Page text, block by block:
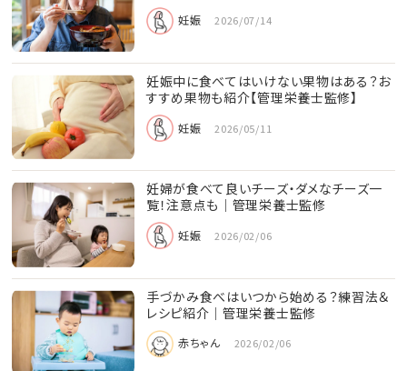
妊娠 2026/07/14
妊娠中に食べてはいけない果物はある？お
すすめ果物も紹介【管理栄養士監修】
妊娠 2026/05/11
妊婦が食べて良いチーズ・ダメなチーズ一
覧！注意点も｜管理栄養士監修
妊娠 2026/02/06
手づかみ食べはいつから始める？練習法＆
レシピ紹介｜管理栄養士監修
赤ちゃん 2026/02/06